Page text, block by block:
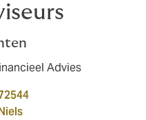
Advies